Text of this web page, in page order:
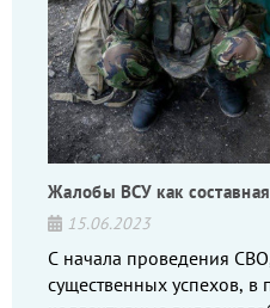
Жалобы ВСУ как
15.06.2023
С начала проведения
существенных успехов, в